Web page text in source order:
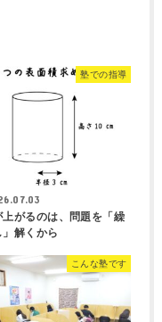
塾での指導
上がるのは、問題を「繰
」解くから
こんな塾です